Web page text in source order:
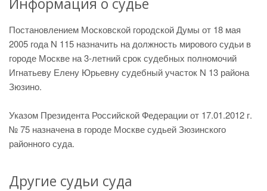
Постановлением Московской городской Думы от 18 мая
2005 года N 115 назначить на должность мирового судьи в
городе Москве на 3-летний срок судебных полномочий
Игнатьеву Елену Юрьевну судебный участок N 13 района
Зюзино.
Указом Президента Российской Федерации от 17.01.2012 г.
№ 75 назначена в городе Москве судьей Зюзинского
районного суда.
Другие судьи суда